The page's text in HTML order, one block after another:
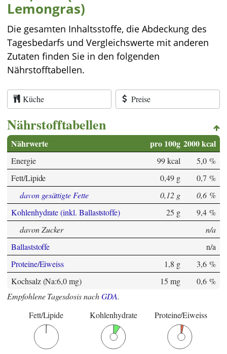
Lemongras)
Die gesamten Inhaltsstoffe, die Abdeckung des
Tagesbedarfs und Vergleichswerte mit anderen
Zutaten finden Sie in den folgenden
Nährstofftabellen.
Küche Preise
Nährstofftabellen
Nährwerte pro 100g 2000 kcal
Energie 99 kcal
5,0 %
Fett/Lipide
0,49 g
0,7 %
davon gesättigte Fette
0,12 g
0,6 %
Kohlenhydrate (inkl. Ballaststoffe)
25 g
9,4 %
davon Zucker
n/a
Ballaststoffe
n/a
Proteine/Eiweiss
1,8 g
3,6 %
Kochsalz (Na:6,0 mg)
15 mg
0,6 %
Empfohlene Tagesdosis nachGDA.
Fett/Lipide
Kohlenhydrate Proteine/Eiweiss